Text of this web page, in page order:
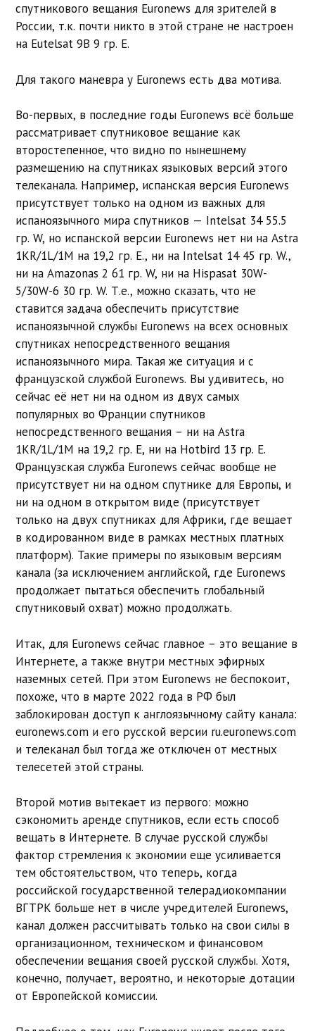
спутникового вещания Euronews для зрителей в
России, т.к. почти никто в этой стране не настроен
на Eutelsat 9B 9 гр. E.
Для такого маневра у Euronews есть два мотива.
Во-первых, в последние годы Euronews всё больше
рассматривает спутниковое вещание как
второстепенное, что видно по нынешнему
размещению на спутниках языковых версий этого
телеканала. Например, испанская версия Euronews
присутствует только на одном из важных для
испаноязычного мира спутников — Intelsat 34 55.5
гр. W, но испанской версии Euronews нет ни на Astra
1KR/1L/1M на 19,2 гр. E., ни на Intelsat 14 45 гр. W.,
ни на Amazonas 2 61 гр. W, ни на Hispasat 30W-
5/30W-6 30 гр. W. Т.е., можно сказать, что не
ставится задача обеспечить присутствие
испаноязычной службы Euronews на всех основных
спутниках непосредственного вещания
испаноязычного мира. Такая же ситуация и с
французской службой Euronews. Вы удивитесь, но
сейчас её нет ни на одном из двух самых
популярных во Франции спутников
непосредственного вещания – ни на Astra
1KR/1L/1M на 19,2 гр. E, ни на Hotbird 13 гр. Е.
Французская служба Euronews сейчас вообще не
присутствует ни на одном спутнике для Европы, и
ни на одном в открытом виде (присутствует
только на двух спутниках для Африки, где вещает
в кодированном виде в рамках местных платных
платформ). Такие примеры по языковым версиям
канала (за исключением английской, где Euronews
продолжает пытаться обеспечить глобальный
спутниковый охват) можно продолжать.
Итак, для Euronews сейчас главное – это вещание в
Интернете, а также внутри местных эфирных
наземных сетей. При этом Euronews не беспокоит,
похоже, что в марте 2022 года в РФ был
заблокирован доступ к англоязычному сайту канала:
euronews.com и его русской версии ru.euronews.com
и телеканал был тогда же отключен от местных
телесетей этой страны.
Второй мотив вытекает из первого: можно
сэкономить аренде спутников, если есть способ
вещать в Интернете. В случае русской службы
фактор стремления к экономии еще усиливается
тем обстоятельством, что теперь, когда
российской государственной телерадиокомпании
ВГТРК больше нет в числе учредителей Euronews,
канал должен рассчитывать только на свои силы в
организационном, техническом и финансовом
обеспечении вещания своей русской службы. Хотя,
конечно, получает, вероятно, и некоторые дотации
от Европейской комиссии.